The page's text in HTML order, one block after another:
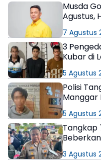
Musda
Agustus,
7 Agustus
3
Kubar di
5 Agustus
Polisi
Manggar
5 Agustus
Tangkap
3 Agustus